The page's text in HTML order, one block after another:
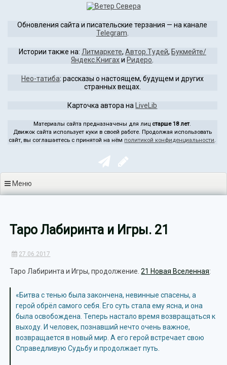
содержимому
Обновления сайта и писательские терзания — на канале
Telegram
Истории также на: Литмаркете, Автор.Тудей, Букмейте/
Яндекс.Книгахи Ридеро
Нео-татиба: рассказы о настоящем, будущем и других
странных вещах.
Карточка автора на LiveLib
Материалы сайта предназначены для лиц старше 18 лет.
Движок сайта использует куки в своей работе. Продолжая использовать
сайт, вы соглашаетесь с принятой на нём политикой конфиденциальности.
Меню
Таро Лабиринта и Игры. 21
27.06.2017
Таро Лабиринта и Игры, продолжение.21 Новая Вселенная:
«Битва с тенью была закончена, невинные спасены, а
герой обрёл самого себя. Его суть стала ему ясна, и она
была освобождена. Теперь настало время возвращаться к
выходу. И человек, познавший нечто очень важное,
возвращается в новый мир. А его герой встречает свою
Справедливую Судьбу и продолжает путь.